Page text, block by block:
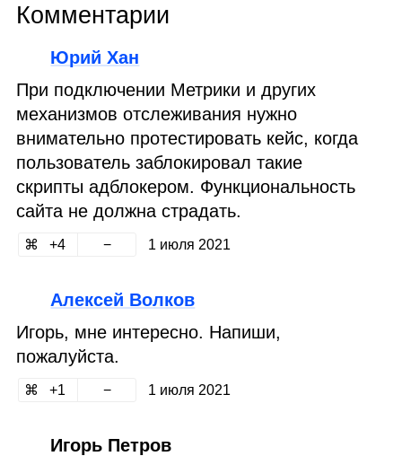
Комментарии
Юрий Хан
При подключении Метрики и других
механизмов отслеживания нужно
внимательно протестировать кейс, когда
пользователь заблокировал такие
скрипты адблокером. Функциональность
сайта не должна страдать.
4 1 июля 2021
Алексей Волков
Игорь, мне интересно. Напиши,
пожалуйста.
1 1 июля 2021
Игорь Петров